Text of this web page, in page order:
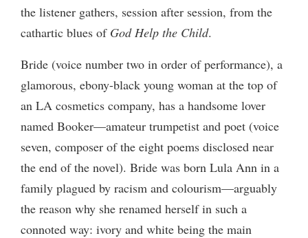
the listener gathers, session after session, from the
cathartic blues of God Help the Child.
Bride (voice number two in order of performance), a
glamorous, ebony-black young woman at the top of
an LA cosmetics company, has a handsome lover
named Booker—amateur trumpetist and poet (voice
seven, composer of the eight poems disclosed near
the end of the novel). Bride was born Lula Ann in a
family plagued by racism and colourism—arguably
the reason why she renamed herself in such a
connoted way: ivory and white being the main